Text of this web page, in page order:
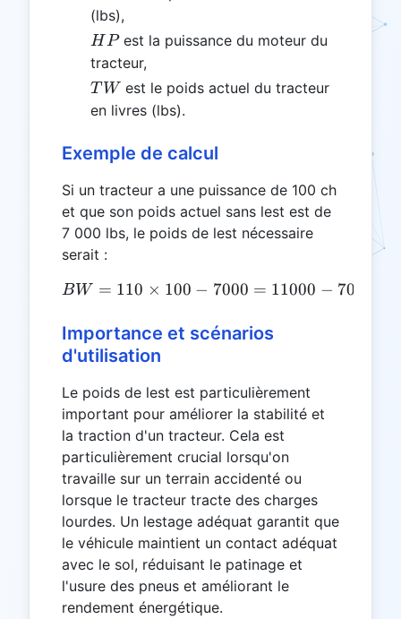
(lbs),
HP
HPest la puissance du moteur du
tracteur,
TW
T W est le poids actuel du tracteur
en livres (lbs).
Exemple de calcul
Si un tracteur a une puissance de 100 ch
et que son poids actuel sans lest est de
7 000 lbs, le poids de lest nécessaire
serait :
BW = 110 \times 100 -
BW = 110 × 100 − 7000 = 11000 − 7000
Importance et scénarios
d'utilisation
Le poids de lest est particulièrement
important pour améliorer la stabilité et
la traction d'un tracteur. Cela est
particulièrement crucial lorsqu'on
travaille sur un terrain accidenté ou
lorsque le tracteur tracte des charges
lourdes. Un lestage adéquat garantit que
le véhicule maintient un contact adéquat
avec le sol, réduisant le patinage et
l'usure des pneus et améliorant le
rendement énergétique.